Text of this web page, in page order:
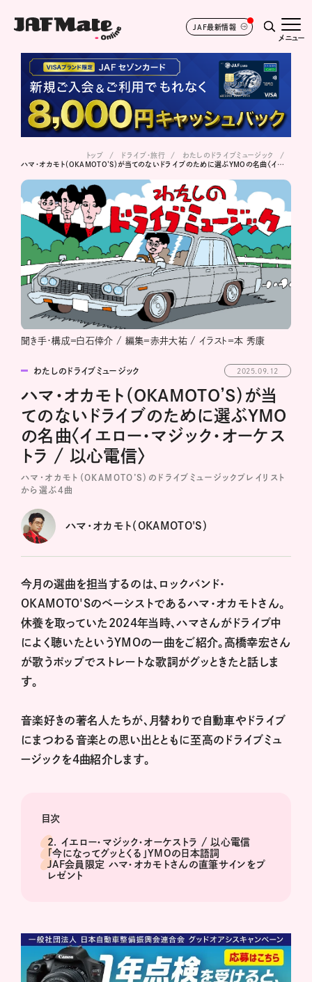
JAF最新情報
メニュー
トップ ドライブ･旅行
わたしのドライブミュージック
ハマ･オカモト（OKAMOTO’S）が当てのないドライブのために選ぶYMOの名曲〈イエロー・マジック・オーケストラ / 以心電信〉
聞き手・構成＝白石倖介 / 編集＝赤井大祐 / イラスト＝本 秀康
わたしのドライブミュージック 2025.09.12
ハマ･オカモト（OKAMOTO’S）が当
てのないドライブのために選ぶYMO
の名曲〈イエロー・マジック・オーケス
トラ / 以心電信〉
ハマ･オカモト（OKAMOTO’S）のドライブミュージックプレイリスト
から選ぶ4曲
ハマ･オカモト（OKAMOTO'S）
今月の選曲を担当するのは、ロックバンド・
OKAMOTO'Sのベーシストであるハマ･オカモトさん。
休養を取っていた2024年当時、ハマさんがドライブ中
によく聴いたというYMOの一曲をご紹介。高橋幸宏さん
が歌うポップでストレートな歌詞がグッときたと話しま
す。
音楽好きの著名人たちが、月替わりで自動車やドライブ
にまつわる音楽との思い出とともに至高のドライブミュ
ージックを4曲紹介します。
目次
2. イエロー・マジック・オーケストラ / 以心電信
「今になってグッとくる」YMOの日本語詞
JAF会員限定 ハマ・オカモトさんの直筆サインをプ
レゼント